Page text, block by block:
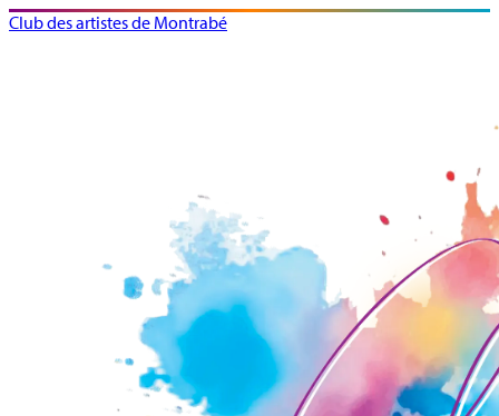
Club des artistes de Montrabé